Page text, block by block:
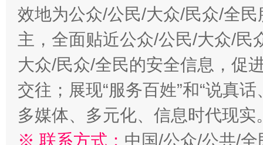
效地为公众/公民/大众/民众/全
主，全面贴近公众/公民/大众/民
大众/民众/全民的安全信息，促
交往；展现“服务百姓”和“说真
多媒体、多元化、信息时代现实
※ 联系方式： 中国/公众/公共/